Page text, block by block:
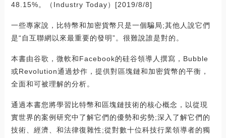
48.15%。（Industry Today）[2019/8/8]
一些專家說，比特幣和加密貨幣只是一個騙局;其他人說它們
是“自互聯網以來最重要的發明”。很難說誰是對的。
本書由谷歌，微軟和Facebook的硅谷領導人撰寫，Bubble
或Revolution通過炒作，提供對區塊鏈和加密貨幣的平衡，
全面和可被理解的分析。
通過本書您將學習比特幣和區塊鏈技術的核心概念，以從現
實世界的案例研究中了解它們的優勢和劣勢;深入了解它們的
技術、經濟、和法律復雜性;從對數十位科技行業領導者的獨